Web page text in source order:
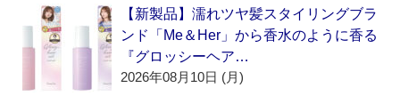
【新製品】濡れツヤ髪スタイリングブラ
ンド「Me＆Her」から香水のように香る
『グロッシーヘア…
2026年08月10日 (月)